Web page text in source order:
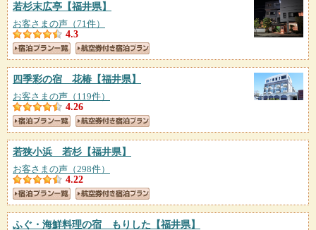
若杉末広亭 【福井県】
お客さまの声（71件）
4.3
四季彩の宿 花椿 【福井県】
お客さまの声（119件）
4.26
若狭小浜 若杉 【福井県】
お客さまの声（298件）
4.22
ふぐ・海鮮料理の宿 もりした 【福井県】